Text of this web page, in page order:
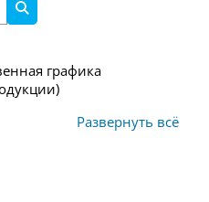
Поиск курса
графика
Развернуть всё